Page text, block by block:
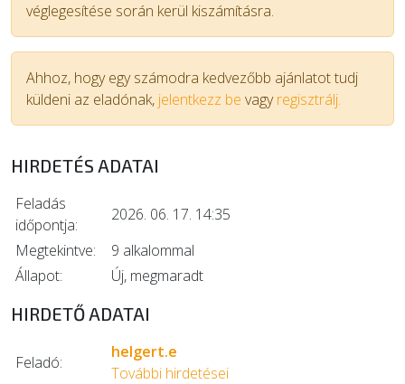
véglegesítése során kerül kiszámításra.
Ahhoz, hogy egy számodra kedvezőbb ajánlatot tudj
küldeni az eladónak, jelentkezz be vagyregisztrálj.
HIRDETÉS ADATAI
Feladás
időpontja:
2026. 06. 17. 14:35
Megtekintve:
9 alkalommal
Állapot:
Új, megmaradt
HIRDETŐ ADATAI
Feladó:
helgert.e
További hirdetései